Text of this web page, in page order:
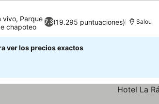
7,3(19.295 puntuaciones)
vivo, Parque
chapoteo
Salou
ver los precios exactos